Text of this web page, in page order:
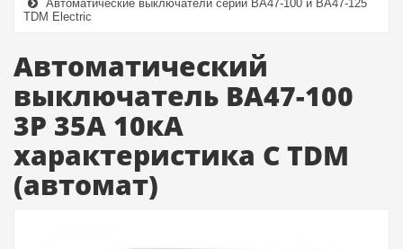
Автоматические выключатели серии ВА47-100 и ВА47-125
TDM Electric
Автоматический
выключатель ВА47-100
3Р 35А 10кА
характеристика С TDM
(автомат)